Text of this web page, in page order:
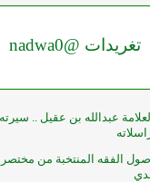
تغريدات @nadwa0
عبدالله بن عقيل .. سيرته
الفقه المنتخبة من مختصر